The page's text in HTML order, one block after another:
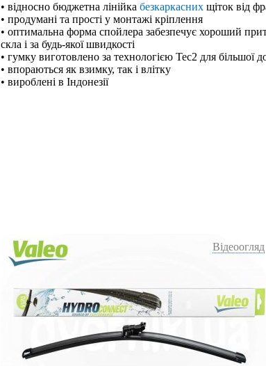
• відносно бюджетна лінійка безкаркасних щіток від
• продумані та прості у монтажі кріплення
• оптимальна форма спойлера забезпечує хороший
скла і за будь-якої швидкості
• гумку виготовлено за технологією Tec2 для більшої
• впораються як взимку, так і влітку
• вироблені в Індонезії
Відеоогляд